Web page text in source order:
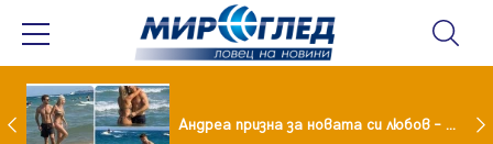
Драма вместо щастие: Звезда от "Татковци" е в болница с високорискова бременност Андреа призна за новата си любов – руснакът Игор